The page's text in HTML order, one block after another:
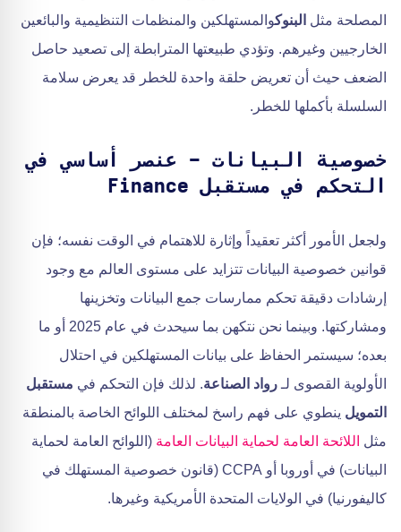
المصلحة مثل البنوكوالمستهلكين والمنظمات التنظيمية والبائعين
الخارجيين وغيرهم. وتؤدي طبيعتها المترابطة إلى تصعيد حاصل
الضعف حيث أن تعريض حلقة واحدة للخطر قد يعرض سلامة
السلسلة بأكملها للخطر.
خصوصية البيانات - عنصر أساسي في
التحكم في مستقبل Finance
ولجعل الأمور أكثر تعقيداً وإثارة للاهتمام في الوقت نفسه؛ فإن
قوانين خصوصية البيانات تتزايد على مستوى العالم مع وجود
إرشادات دقيقة تحكم ممارسات جمع البيانات وتخزينها
ومشاركتها. وبينما نحن نتكهن بما سيحدث في عام 2025 أو ما
بعده؛ سيستمر الحفاظ على بيانات المستهلكين في احتلال
الأولوية القصوى لـ رواد الصناعة. لذلك فإن التحكم في مستقبل
التمويل ينطوي على فهم راسخ لمختلف اللوائح الخاصة بالمنطقة
مثل اللائحة العامة لحماية البيانات العامة (اللوائح العامة لحماية
البيانات) في أوروبا أو CCPA (قانون خصوصية المستهلك في
كاليفورنيا) في الولايات المتحدة الأمريكية وغيرها.